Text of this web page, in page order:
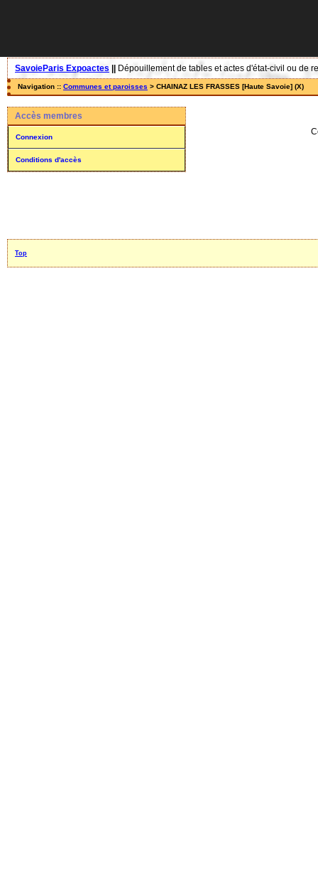
SavoieParis Expoactes Dépouillement de tables et actes d'état-civil ou de
Navigation :: Communes et paroisses > CHAINAZ LES FRASSES [Haute Savoie] (X)
Accès membres
Connexion
Conditions d'accès
Top